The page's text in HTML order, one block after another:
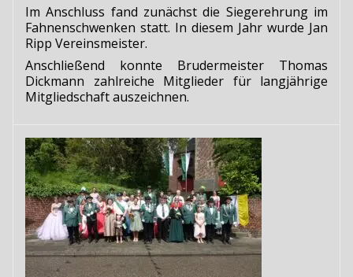
Im Anschluss fand zunächst die Siegerehrung im
Fahnenschwenken statt. In diesem Jahr wurde Jan
Ripp Vereinsmeister.
Anschließend konnte Brudermeister Thomas
Dickmann zahlreiche Mitglieder für langjährige
Mitgliedschaft auszeichnen.